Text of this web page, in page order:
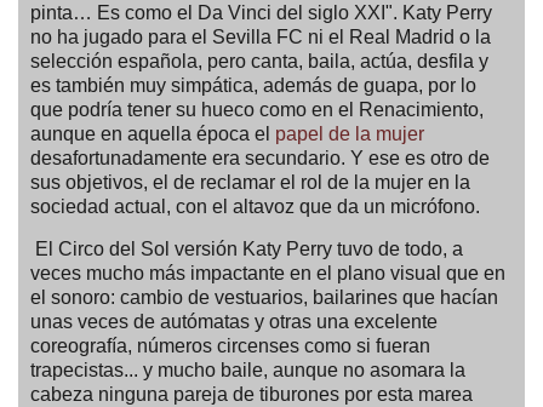
pinta… Es como el Da Vinci del siglo XXI". Katy Perry
no ha jugado para el Sevilla FC ni el Real Madrid o la
selección española, pero canta, baila, actúa, desfila y
es también muy simpática, además de guapa, por lo
que podría tener su hueco como en el Renacimiento,
aunque en aquella época el papel de la mujer
desafortunadamente era secundario. Y ese es otro de
sus objetivos, el de reclamar el rol de la mujer en la
sociedad actual, con el altavoz que da un micrófono.
El Circo del Sol versión Katy Perry tuvo de todo, a
veces mucho más impactante en el plano visual que en
el sonoro: cambio de vestuarios, bailarines que hacían
unas veces de autómatas y otras una excelente
coreografía, números circenses como si fueran
trapecistas... y mucho baile, aunque no asomara la
cabeza ninguna pareja de tiburones por esta marea